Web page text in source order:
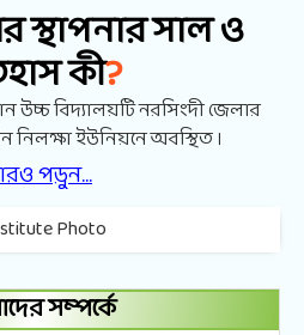
স্থাপনার সাল ও
কী?
উচ্চ বিদ্যালয়টি নরসিংদী জেলার
ইউনিয়নে অবস্থিত ।
পড়ুন...
সম্পর্কে